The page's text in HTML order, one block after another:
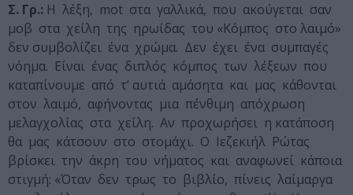
Σ. Γρ.: Η λέξη, mot στα γαλλικά, που ακούγεται σαν
μοβ στα χείλη της ηρωίδας του «Κόμπος στο λαιμό»
δεν συμβολίζει ένα χρώμα. Δεν έχει ένα συμπαγές
νόημα. Είναι ένας διπλός κόμπος των λέξεων που
καταπίνουμε από τ’ αυτιά αμάσητα και μας κάθονται
στον λαιμό, αφήνοντας μια πένθιμη απόχρωση
μελαγχολίας στα χείλη. Αν προχωρήσει η κατάποση
θα μας κάτσουν στο στομάχι. Ο Ιεζεκιήλ Ρώτας
βρίσκει την άκρη του νήματος και αναφωνεί κάποια
στιγμή: «Όταν δεν τρως το βιβλίο, πίνεις λαίμαργα